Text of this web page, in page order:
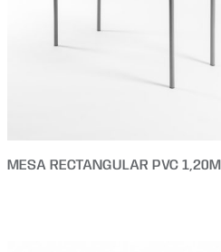
MESA RECTANGULAR PVC 1,20M